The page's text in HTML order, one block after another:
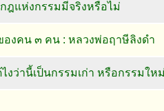
ฎแห่งกรรมมีจริงหรือไม่
งคน ๓ คน : หลวงพ่อฤาษีลิงดำ
ไงว่านี้เป็นกรรมเก่า หรือกรรมให